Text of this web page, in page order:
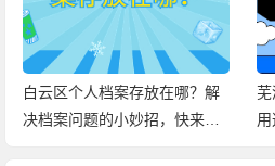
白云区个人档案存放在哪？解
决档案问题的小妙招，快来查
芜
用